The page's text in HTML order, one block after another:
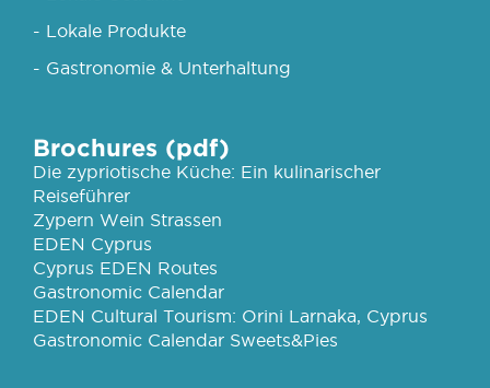
- Lokale Produkte
- Gastronomie & Unterhaltung
Brochures (pdf)
Die zypriotische Küche: Ein kulinarischer
Reiseführer
Zypern Wein Strassen
EDEN Cyprus
Cyprus EDEN Routes
Gastronomic Calendar
EDEN Cultural Tourism: Orini Larnaka, Cyprus
Gastronomic Calendar Sweets&Pies